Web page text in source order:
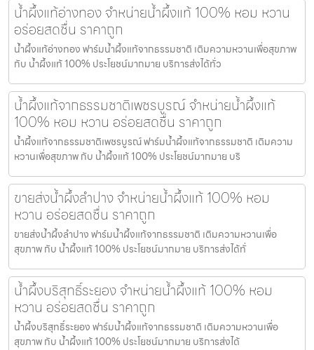
น้ำผึ้งแท้อ่างทอง จำหน่ายน้ำผึ้งแท้ 100% หอม หวาน
อร่อยสดชื่น ราคาถูก
น้ำผึ้งแท้อ่างทอง ฟาร์มน้ำผึ้งแท้จากธรรมชาติ เติมความหวานเพื่อสุขภาพ
กับ น้ำผึ้งแท้ 100% ประโยชน์มากมาย บริการส่งได้ทั่ว
น้ำผึ้งแท้จากธรรมชาติเพชรบูรณ์ จำหน่ายน้ำผึ้งแท้
100% หอม หวาน อร่อยสดชื่น ราคาถูก
น้ำผึ้งแท้จากธรรมชาติเพชรบูรณ์ ฟาร์มน้ำผึ้งแท้จากธรรมชาติ เติมความ
หวานเพื่อสุขภาพ กับ น้ำผึ้งแท้ 100% ประโยชน์มากมาย บริ
ขายส่งน้ำผึ้งลำปาง จำหน่ายน้ำผึ้งแท้ 100% หอม
หวาน อร่อยสดชื่น ราคาถูก
ขายส่งน้ำผึ้งลำปาง ฟาร์มน้ำผึ้งแท้จากธรรมชาติ เติมความหวานเพื่อ
สุขภาพ กับ น้ำผึ้งแท้ 100% ประโยชน์มากมาย บริการส่งได้ทั่
น้ำผึ้งบริสุทธิ์ระยอง จำหน่ายน้ำผึ้งแท้ 100% หอม
หวาน อร่อยสดชื่น ราคาถูก
น้ำผึ้งบริสุทธิ์ระยอง ฟาร์มน้ำผึ้งแท้จากธรรมชาติ เติมความหวานเพื่อ
สุขภาพ กับ น้ำผึ้งแท้ 100% ประโยชน์มากมาย บริการส่งได้